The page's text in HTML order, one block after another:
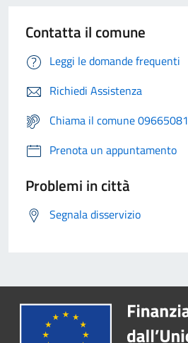
Contatta il comune
Leggi le domande frequenti
Richiedi Assistenza
Chiama il comune 09665081
Prenota un appuntamento
Problemi in città
Segnala disservizio